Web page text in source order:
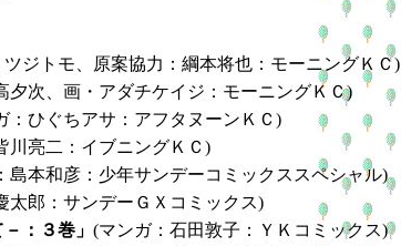
ツジトモ、原案協力：綱本将也：モーニングＫＣ)
夕次、画・アダチケイジ：モーニングＫＣ)
：ひぐちアサ：アフタヌーンＫＣ)
川亮二：イブニングＫＣ)
島本和彦：少年サンデーコミックススペシャル)
太郎：サンデーＧＸコミックス)
：３巻」 (マンガ：石田敦子：ＹＫコミックス)